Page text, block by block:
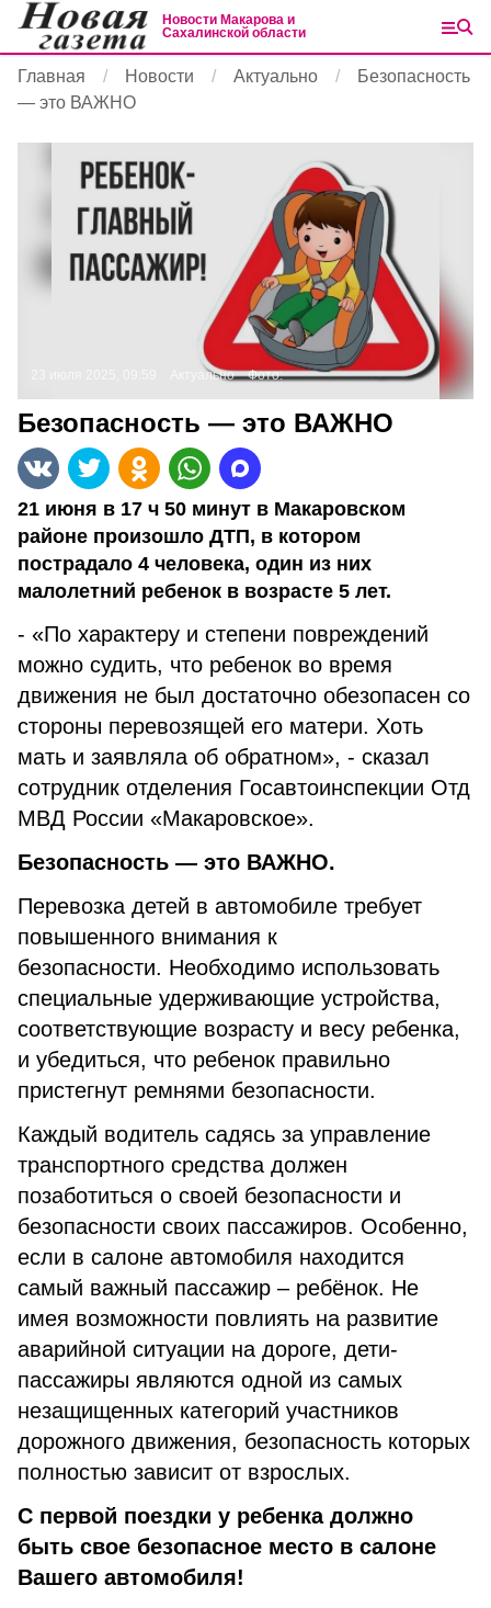
Новости Макарова и
Сахалинской области
Главная Новости Актуально
Безопасность
— это ВАЖНО
Актуально Фото:
Безопасность — это ВАЖНО
21 июня в 17 ч 50 минут в Макаровском
районе произошло ДТП, в котором
пострадало 4 человека, один из них
малолетний ребенок в возрасте 5 лет.
- «По характеру и степени повреждений
можно судить, что ребенок во время
движения не был достаточно обезопасен со
стороны перевозящей его матери. Хоть
мать и заявляла об обратном», - сказал
сотрудник отделения Госавтоинспекции Отд
МВД России «Макаровское».
Безопасность — это ВАЖНО.
Перевозка детей в автомобиле требует
повышенного внимания к
безопасности. Необходимо использовать
специальные удерживающие устройства,
соответствующие возрасту и весу ребенка,
и убедиться, что ребенок правильно
пристегнут ремнями безопасности.
Каждый водитель садясь за управление
транспортного средства должен
позаботиться о своей безопасности и
безопасности своих пассажиров. Особенно,
если в салоне автомобиля находится
самый важный пассажир – ребёнок. Не
имея возможности повлиять на развитие
аварийной ситуации на дороге, дети-
пассажиры являются одной из самых
незащищенных категорий участников
дорожного движения, безопасность которых
полностью зависит от взрослых.
С первой поездки у ребенка должно
быть свое безопасное место в салоне
Вашего автомобиля!